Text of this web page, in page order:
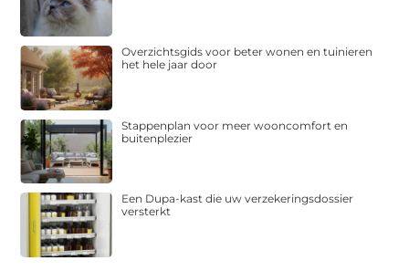
Overzichtsgids voor beter wonen en tuinieren
het hele jaar door
Stappenplan voor meer wooncomfort en
buitenplezier
Een Dupa-kast die uw verzekeringsdossier
versterkt